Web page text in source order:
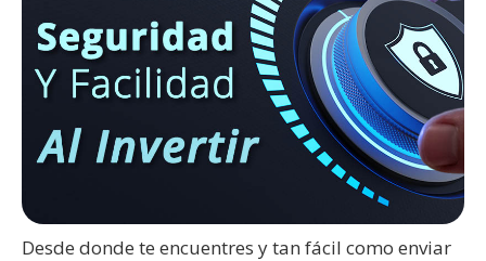
Desde donde te encuentres y tan fácil como enviar